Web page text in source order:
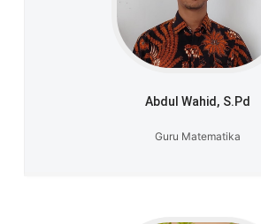
Abdul Wahid, S.Pd
Guru Matematika